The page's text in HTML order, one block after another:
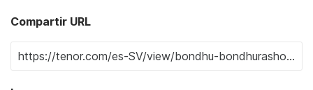
Compartir URL